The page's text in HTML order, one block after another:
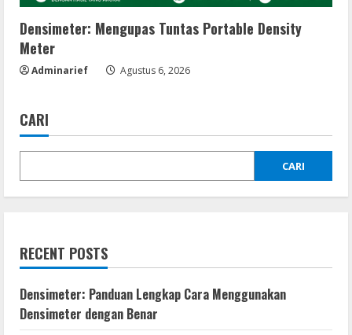
Densimeter: Mengupas Tuntas Portable Density
Meter
Adminarief Agustus 6, 2026
CARI
CARI
RECENT POSTS
Densimeter: Panduan Lengkap Cara Menggunakan
Densimeter dengan Benar